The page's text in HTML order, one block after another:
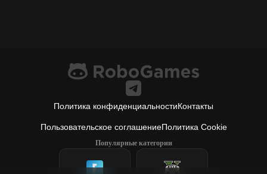
Политика конфиденциальностиКонтакты
Пользовательское соглашениеПолитика Cookie
Популярные категории